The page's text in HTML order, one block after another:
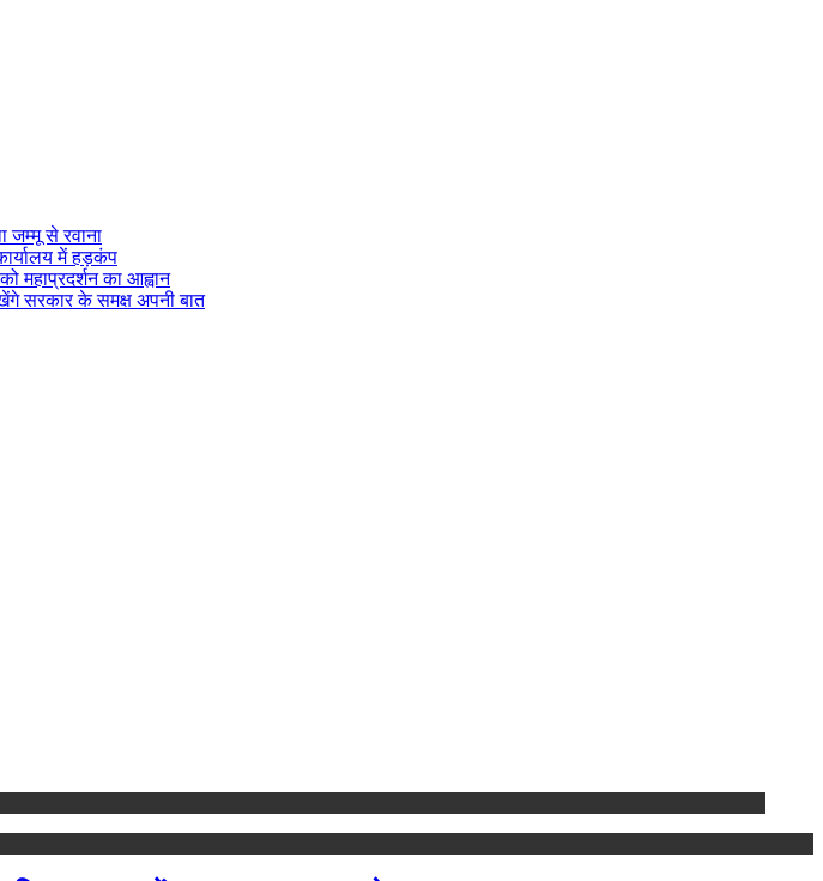
जम्मू से रवाना
में हड़कंप
महाप्रदर्शन का आह्वान
सरकार के समक्ष अपनी बात